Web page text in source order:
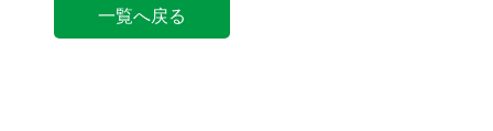
一覧へ戻る